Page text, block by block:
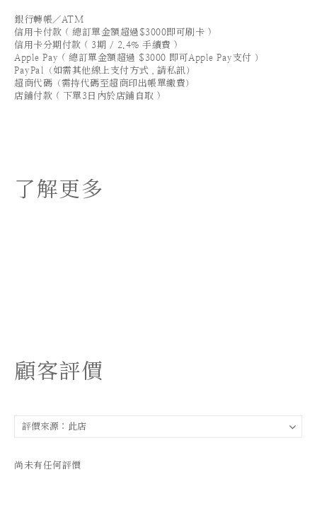
銀行轉帳／ATM
信用卡付款 ( 總訂單金額超過$3000即可刷卡 )
信用卡分期付款 ( 3期 / 2.4% 手續費 )
Apple Pay ( 總訂單金額超過 $3000 即可Apple Pay支付 ）
PayPal（如需其他線上支付方式，請私訊）
超商代碼（需持代碼至超商印出帳單繳費）
店鋪付款 ( 下單3日內於店鋪自取 )
了解更多
顧客評價
尚未有任何評價